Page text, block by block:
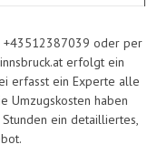
+43512387039 oder per
erfolgt ein
erfasst ein Experte alle
Umzugskosten haben
ein detailliertes,